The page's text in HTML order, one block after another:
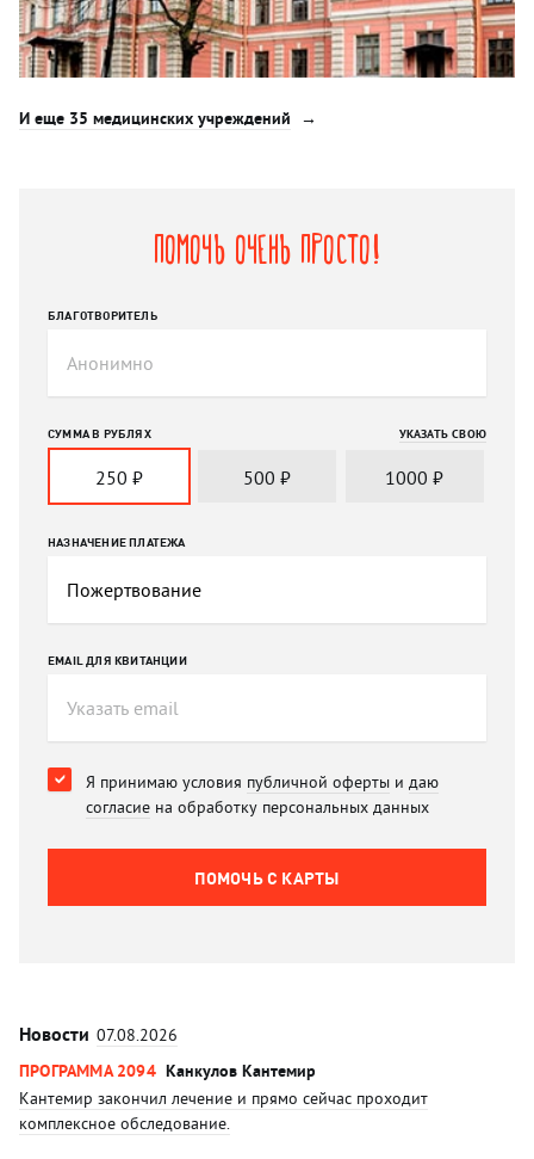
И еще 35 медицинских учреждений
Помочь очень просто!
БЛАГОТВОРИТЕЛЬ
СУММА В РУБЛЯХ
250 ₽ 500 ₽ 1000₽
УКАЗАТЬ СВОЮ
НАЗНАЧЕНИЕ ПЛАТЕЖА
EMAIL ДЛЯ КВИТАНЦИИ
Я принимаю условия публичной оферты и даю
согласие на обработку персональных данных
ПОМОЧЬ C КАРТЫ
Новости 07.08.2026
ПРОГРАММА 2094 Канкулов Кантемир
Кантемир закончил лечение и прямо сейчас проходит
комплексное обследование.